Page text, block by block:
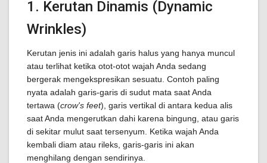
1. Kerutan Dinamis (Dynamic
Wrinkles)
Kerutan jenis ini adalah garis halus yang hanya muncul
atau terlihat ketika otot-otot wajah Anda sedang
bergerak mengekspresikan sesuatu. Contoh paling
nyata adalah garis-garis di sudut mata saat Anda
tertawa (crow's feet), garis vertikal di antara kedua alis
saat Anda mengerutkan dahi karena bingung, atau garis
di sekitar mulut saat tersenyum. Ketika wajah Anda
kembali diam atau rileks, garis-garis ini akan
menghilang dengan sendirinya.